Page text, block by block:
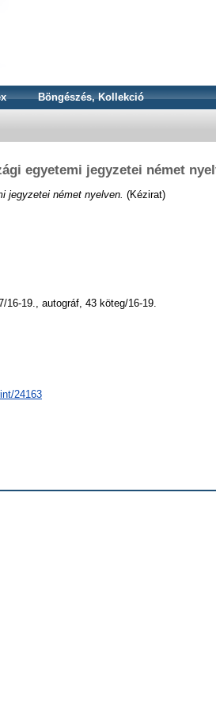
Böngészés, Kollekció
egyetemi jegyzetei német
jegyzetei német nyelven. (Kézirat)
16-19., autográf, 43 köteg/16-19.
24163